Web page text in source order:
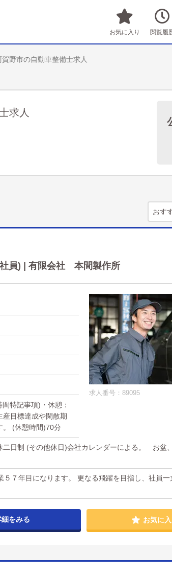
お気に入り 閲覧履
賀野市の自動車整備士求人
求人
員) | 有限会社 本間製作所
求人番号：89095
特記事項)・休憩：
目標達成や閑散期
。 (休憩時間)70分
日制 (その他休日)会社カレンダーによる。 お盆、
７年目になります。 更なる飛躍を目指し、社員
細をみる お気に入